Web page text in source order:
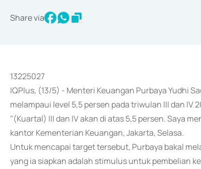
Share via
13225027
IQPlus, (13/5) - Menteri Keuangan Purbaya Yudhi
melampaui level 5,5 persen pada triwulan III dan IV
"(Kuartal) III dan IV akan di atas 5,5 persen. Saya
kantor Kementerian Keuangan, Jakarta, Selasa.
Untuk mencapai target tersebut, Purbaya bakal
yang ia siapkan adalah stimulus untuk pembelian